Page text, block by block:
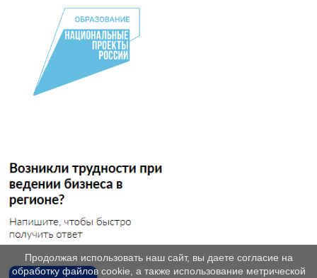
Продолжая использовать наш сайт, вы даете согласие на
обработку файлов cookie, а также использование метрической